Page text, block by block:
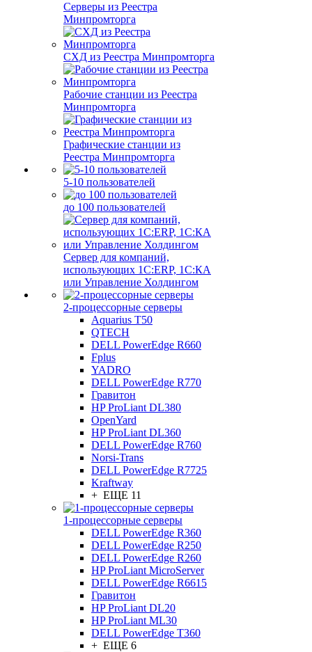
Серверы из Реестра
Минпромторга
СХД из Реестра Минпромторга
Рабочие станции из Реестра
Минпромторга
Графические станции из
Реестра Минпромторга
5-10 пользователей
до 100 пользователей
Сервер для компаний,
использующих 1C:ERP, 1С:КА
или Управление Холдингом
2-процессорные серверы
Aquarius T50
QTECH
DELL PowerEdge R660
Fplus
YADRO
DELL PowerEdge R770
Гравитон
HP ProLiant DL380
OpenYard
HP ProLiant DL360
DELL PowerEdge R760
Norsi-Trans
DELL PowerEdge R7725
Kraftway
+ ЕЩЕ 11
1-процессорные серверы
DELL PowerEdge R360
DELL PowerEdge R250
DELL PowerEdge R260
HP ProLiant MicroServer
DELL PowerEdge R6615
Гравитон
HP ProLiant DL20
HP ProLiant ML30
DELL PowerEdge T360
+ ЕЩЕ 6